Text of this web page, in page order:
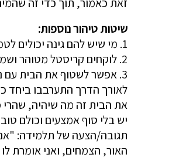
שיטות טיהור נוספות:
1. מי שיש להם גינה יכולים לטמון את הקריסטלים באדמה למשך כמה ימים, להוציא ולשטוף.
2. לוקחים קריסטל מטוהר ושמים אותו לילה קודם בדלי של מים שאיתם שוטפים את הבית.
3. אפשר לשטוף את הבית עם נפט. שמים שתי כפות נפט בתוך המים.
לאורך הדרך התערבבו ביחד
את הבית זה מה שיהיה,
יש בלי סוף אמצעים וכולם
תגובה/הצעה של תלמידה:
האור, הצמחים, ואני אומרת